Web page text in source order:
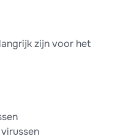
zijn voor het